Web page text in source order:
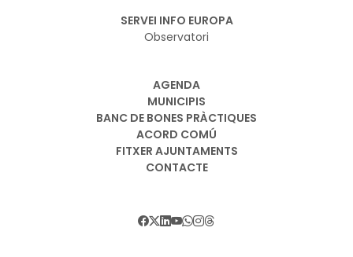
SERVEI INFO EUROPA
Observatori
AGENDA
MUNICIPIS
BANC DE BONES PRÀCTIQUES
ACORD COMÚ
FITXER AJUNTAMENTS
CONTACTE